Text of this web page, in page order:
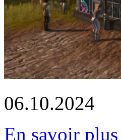
06.10.2024
En savoir plus